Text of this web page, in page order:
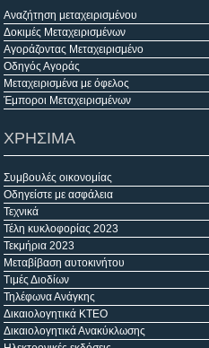
Αναζήτηση μεταχειρισμένου
Δοκιμές Μεταχειρισμένων
Αγοράζοντας Μεταχειρισμένο
Οδηγός Αγοράς
Μεταχειρισμένα με όφελος
Έμποροι Μεταχειρισμένων
ΧΡΗΣΙΜΑ
Συμβουλές οικονομίας
Οδηγείστε με ασφάλεια
Τεχνικά
Τέλη κυκλοφορίας 2023
Τεκμήρια 2023
Μεταβίβαση αυτοκινήτου
Τιμές Διοδίων
Τηλέφωνα Ανάγκης
Δικαιολογητικά ΚΤΕΟ
Δικαιολογητικά Ανακύκλωσης